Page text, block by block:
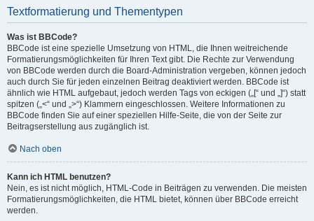
Textformatierung und Thementypen
Was ist BBCode?
BBCode ist eine spezielle Umsetzung von HTML, die Ihnen weitreichende
Formatierungsmöglichkeiten für Ihren Text gibt. Die Rechte zur Verwendung
von BBCode werden durch die Board-Administration vergeben, können jedoch
auch durch Sie für jeden einzelnen Beitrag deaktiviert werden. BBCode ist
ähnlich wie HTML aufgebaut, jedoch werden Tags von eckigen („[“ und „]“) statt
spitzen („<“ und „>“) Klammern eingeschlossen. Weitere Informationen zu
BBCode finden Sie auf einer speziellen Hilfe-Seite, die von der Seite zur
Beitragserstellung aus zugänglich ist.
Nach oben
Kann ich HTML benutzen?
Nein, es ist nicht möglich, HTML-Code in Beiträgen zu verwenden. Die meisten
Formatierungsmöglichkeiten, die HTML bietet, können über BBCode erreicht
werden.